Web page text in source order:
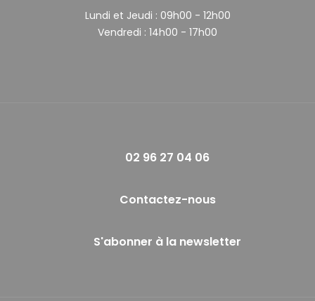
Lundi et Jeudi : 09h00 - 12h00
Vendredi : 14h00 - 17h00
02 96 27 04 06
Contactez-nous
S'abonner à la newsletter